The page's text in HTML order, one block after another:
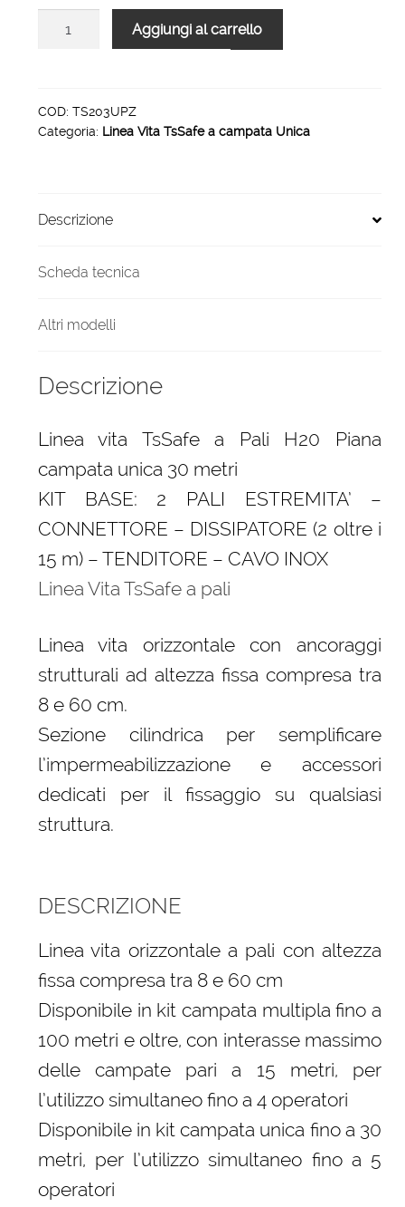
Pali
H20
30
zincato
Aggiungi al carrello
COD: TS203UPZ
Categoria: Linea Vita TsSafe a campata Unica
Descrizione
Scheda tecnica
Altri modelli
Descrizione
Linea vita TsSafe a Pali H20 Piana
campata unica 30 metri
KIT BASE: 2 PALI ESTREMITA’ –
CONNETTORE – DISSIPATORE (2 oltre i
15 m) – TENDITORE – CAVO INOX
Linea Vita TsSafe a pali
Linea vita orizzontale con ancoraggi
strutturali ad altezza fissa compresa tra
8 e 60 cm.
Sezione cilindrica per semplificare
l’impermeabilizzazione e accessori
dedicati per il fissaggio su qualsiasi
struttura.
DESCRIZIONE
Linea vita orizzontale a pali con altezza
fissa compresa tra 8 e 60 cm
Disponibile in kit campata multipla fino a
100 metri e oltre, con interasse massimo
delle campate pari a 15 metri, per
l’utilizzo simultaneo fino a 4 operatori
Disponibile in kit campata unica fino a 30
metri, per l’utilizzo simultaneo fino a 5
operatori